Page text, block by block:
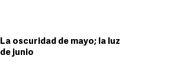
La oscuridad de mayo; la luz
de junio